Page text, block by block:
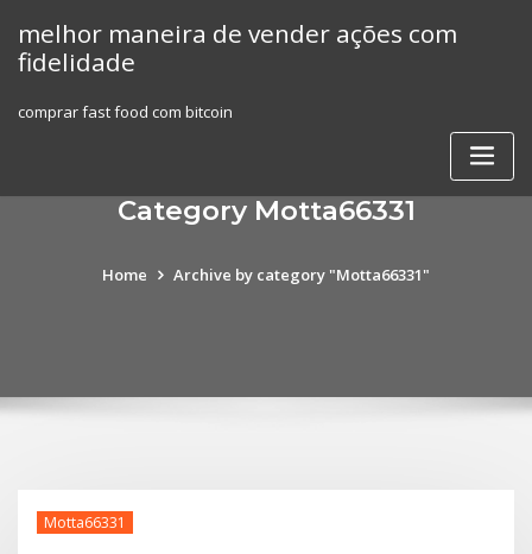
content
melhor maneira de vender ações com
fidelidade
comprar fast food com bitcoin
Category Motta66331
Home Archive by category "Motta66331"
Motta66331